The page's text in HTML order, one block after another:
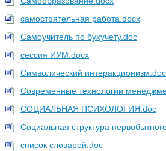
самостоятельная работа.docx
Самоучитель по бухучету.doc
сессия ИУМ.docx
Символический интеракционизм.doc
Современные технологии
СОЦИАЛЬНАЯ ПСИХОЛОГИЯ.doc
Социальная структура
список словарей.doc